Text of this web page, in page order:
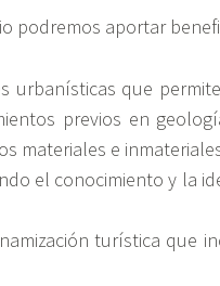
podremos aportar
urbanísticas que
previos en
materiales e
el conocimiento y la
turística que